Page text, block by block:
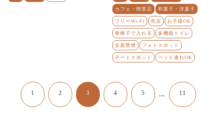
カフェ・喫茶店 和菓子・洋菓子
フリーWi-Fi 売店 お子様OK
車椅子で入れる 多機能トイレ
全面禁煙 フォトスポット
デートスポット ペット連れOK
1 2 3 4 5 … 11